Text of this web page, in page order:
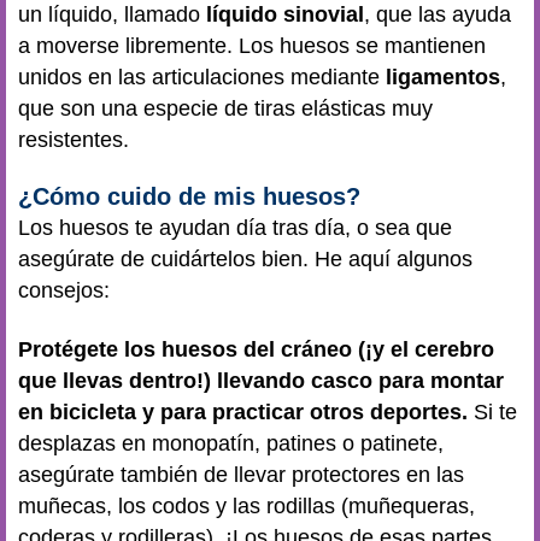
un líquido, llamado líquido sinovial, que las ayuda
a moverse libremente. Los huesos se mantienen
unidos en las articulaciones mediante ligamentos,
que son una especie de tiras elásticas muy
resistentes.
¿Cómo cuido de mis huesos?
Los huesos te ayudan día tras día, o sea que
asegúrate de cuidártelos bien. He aquí algunos
consejos:
Protégete los huesos del cráneo (¡y el cerebro
que llevas dentro!) llevando casco para montar
en bicicleta y para practicar otros deportes. Si te
desplazas en monopatín, patines o patinete,
asegúrate también de llevar protectores en las
muñecas, los codos y las rodillas (muñequeras,